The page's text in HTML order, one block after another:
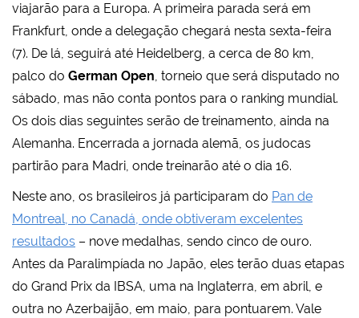
viajarão para a Europa. A primeira parada será em
Frankfurt, onde a delegação chegará nesta sexta-feira
(7). De lá, seguirá até Heidelberg, a cerca de 80 km,
palco do German Open, torneio que será disputado no
sábado, mas não conta pontos para o ranking mundial.
Os dois dias seguintes serão de treinamento, ainda na
Alemanha. Encerrada a jornada alemã, os judocas
partirão para Madri, onde treinarão até o dia 16.
Neste ano, os brasileiros já participaram do Pan de
Montreal, no Canadá, onde obtiveram excelentes
resultados – nove medalhas, sendo cinco de ouro.
Antes da Paralimpíada no Japão, eles terão duas etapas
do Grand Prix da IBSA, uma na Inglaterra, em abril, e
outra no Azerbaijão, em maio, para pontuarem. Vale